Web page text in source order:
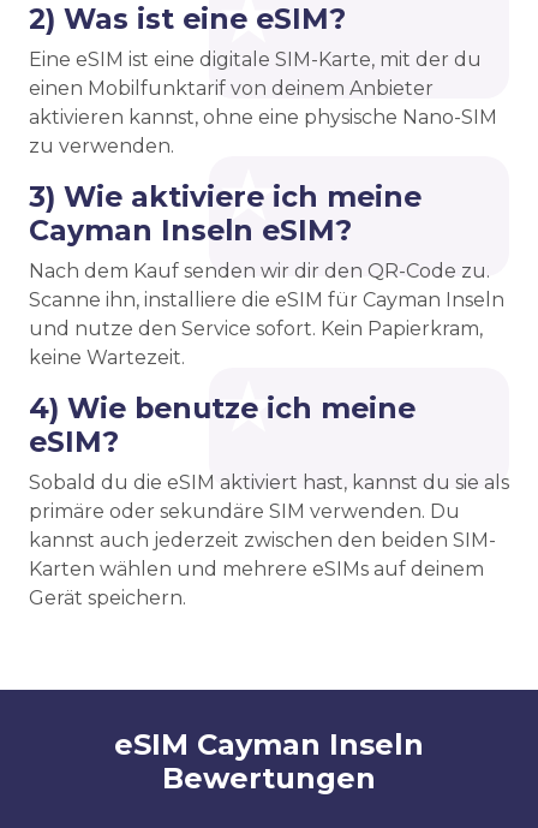
2) Was ist eine eSIM?
Eine eSIM ist eine digitale SIM-Karte, mit der du
einen Mobilfunktarif von deinem Anbieter
aktivieren kannst, ohne eine physische Nano-SIM
zu verwenden.
3) Wie aktiviere ich meine
Cayman Inseln eSIM?
Nach dem Kauf senden wir dir den QR-Code zu.
Scanne ihn, installiere die eSIM für Cayman Inseln
und nutze den Service sofort. Kein Papierkram,
keine Wartezeit.
4) Wie benutze ich meine
eSIM?
Sobald du die eSIM aktiviert hast, kannst du sie als
primäre oder sekundäre SIM verwenden. Du
kannst auch jederzeit zwischen den beiden SIM-
Karten wählen und mehrere eSIMs auf deinem
Gerät speichern.
eSIM Cayman Inseln
Bewertungen